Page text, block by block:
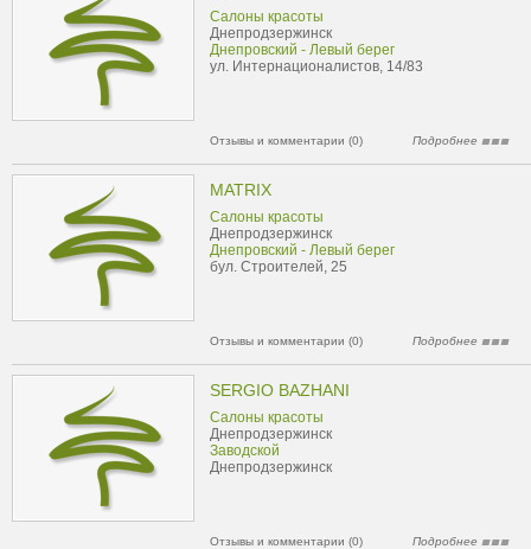
Салоны красоты
Днепродзержинск
Днепровский - Левый берег
ул. Интернационалистов, 14/83
Отзывы и комментарии (0) Подробнее
MATRIX
Салоны красоты
Днепродзержинск
Днепровский - Левый берег
бул. Строителей, 25
Отзывы и комментарии (0) Подробнее
SERGIO BAZHANI
Салоны красоты
Днепродзержинск
Заводской
Днепродзержинск
Отзывы и комментарии (0) Подробнее